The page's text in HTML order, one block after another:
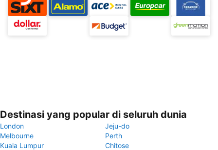
Destinasi yang popular di seluruh dunia
London
Jeju-do
Melbourne
Perth
Kuala Lumpur
Chitose